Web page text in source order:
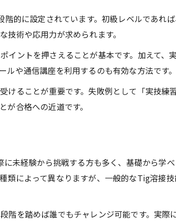
的に設定されています。初級レベルであれ
術や応用力が求められます。
ントを押さえることが基本です。加えて、
や通信講座を利用するのも有効な方法です。
ることが重要です。失敗例として「実技練
合格への近道です。
未経験から挑戦する方も多く、基礎から学
によって異なりますが、一般的なTig溶接
を踏めば誰でもチャレンジ可能です。実際